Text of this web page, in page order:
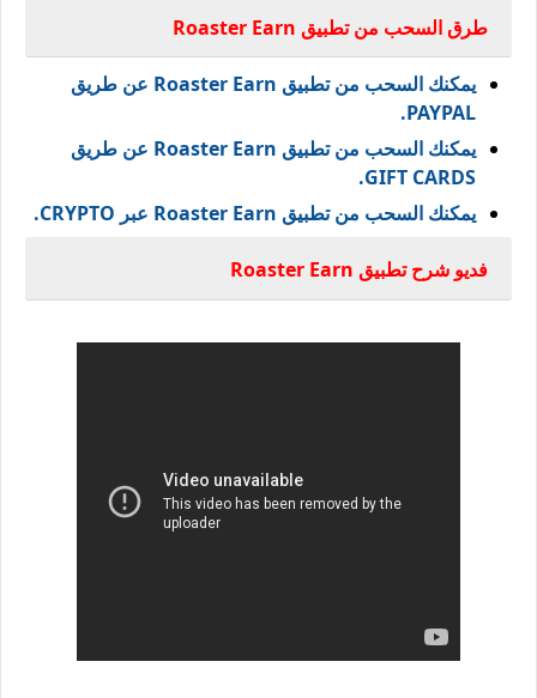
طرق السحب من تطبيق Roaster Earn
يمكنك السحب من تطبيق Roaster Earn عن طريق
PAYPAL.
يمكنك السحب من تطبيق Roaster Earn عن طريق
GIFT CARDS.
يمكنك السحب من تطبيق Roaster Earn عبر CRYPTO.
فديو شرح تطبيق Roaster Earn